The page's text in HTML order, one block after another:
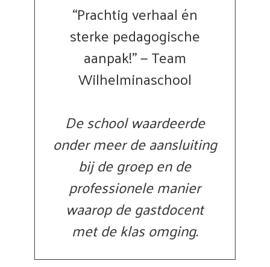
“Prachtig verhaal én
sterke pedagogische
aanpak!” — Team
Wilhelminaschool
De school waardeerde
onder meer de aansluiting
bij de groep en de
professionele manier
waarop de gastdocent
met de klas omging.